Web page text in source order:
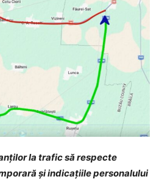
la trafic să respecte
și indicațiile personalului